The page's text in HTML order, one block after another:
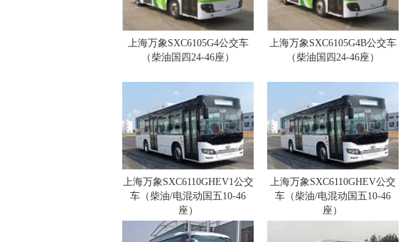
上海万象SXC6105G4公交车
（柴油国四24-46座）
上海万象SXC6105G4B公交车
（柴油国四24-46座）
上海万象SXC6110GHEV1公交
车（柴油/电混动国五10-46
座）
上海万象SXC6110GHEV公交
车（柴油/电混动国五10-46
座）